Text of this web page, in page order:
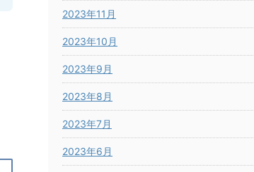
2023年11月
2023年10月
2023年9月
2023年8月
2023年7月
2023年6月